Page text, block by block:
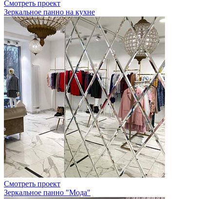
Смотреть проект
Зеркальное панно на кухне
Смотреть проект
Зеркальное панно "Мода"